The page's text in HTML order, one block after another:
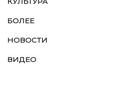
БОЛЕЕ
НОВОСТИ
ВИДЕО